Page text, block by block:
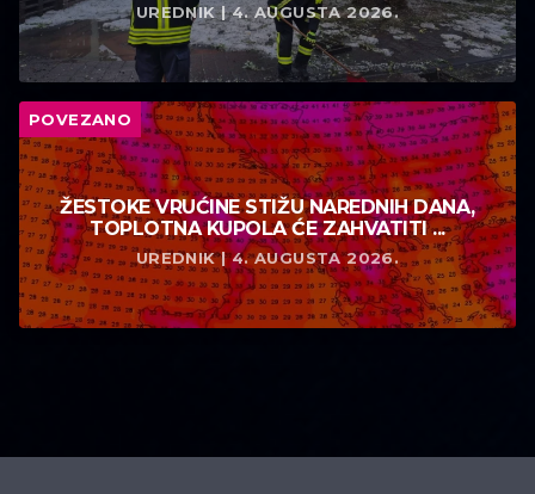
UREDNIK | 4. AUGUSTA 2026.
POVEZANO
ŽESTOKE VRUĆINE STIŽU NAREDNIH DANA,
TOPLOTNA KUPOLA ĆE ZAHVATITI ...
UREDNIK | 4. AUGUSTA 2026.